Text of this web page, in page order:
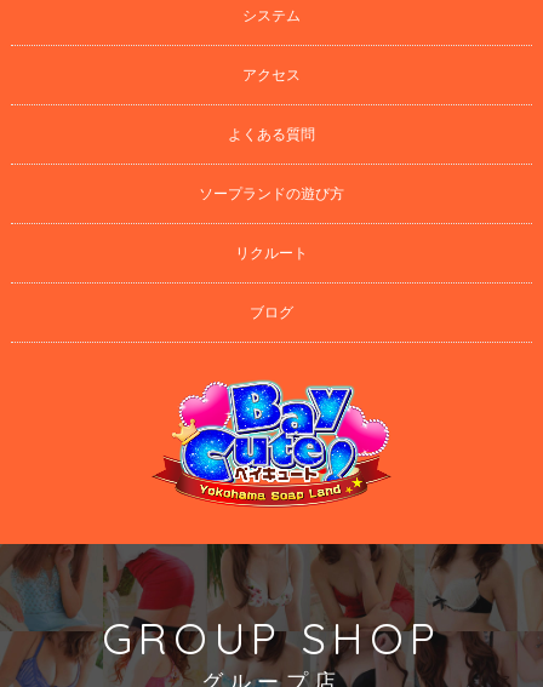
システム
アクセス
よくある質問
ソープランドの遊び方
リクルート
ブログ
GROUP SHOP